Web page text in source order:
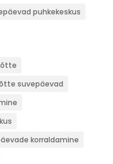
puhkekeskus
suvepäevad
korraldamine